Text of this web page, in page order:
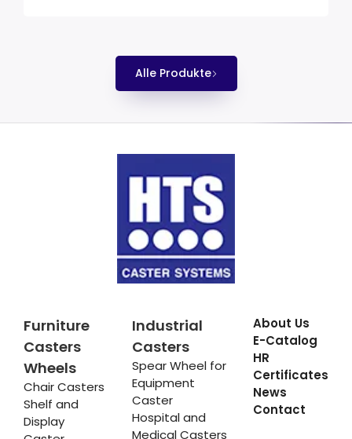
Alle Produkte
Furniture
Casters
Wheels
Chair Casters
Shelf and
Display
Industrial
Casters
Spear Wheel for
Equipment
Caster
Hospital and
Medical Casters
About Us
E-Catalog
HR
Certificates
News
Contact